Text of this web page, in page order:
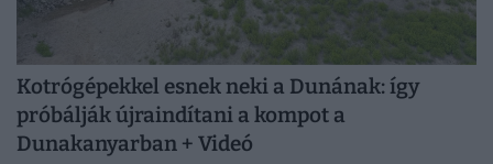
Kotrógépekkel esnek neki a Dunának: így
próbálják újraindítani a kompot a
Dunakanyarban + Videó